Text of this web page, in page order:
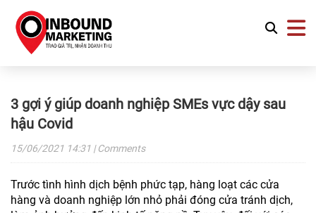
3 gợi ý giúp doanh nghiệp SMEs vực dậy sau
hậu Covid
15/06/2021 14:31 | Comments
Trước tình hình dịch bệnh phức tạp, hàng loạt các cửa
hàng và doanh nghiệp lớn nhỏ phải đóng cửa tránh dịch,